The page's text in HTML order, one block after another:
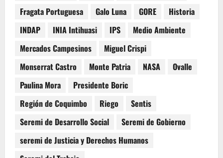
Fragata Portuguesa
Galo Luna GORE
Historia
INDAP
INIA Intihuasi IPS
Medio Ambiente
Mercados Campesinos
Miguel Crispi
Monserrat Castro
Monte Patria NASA
Ovalle
Paulina Mora
Presidente Boric
Región de Coquimbo
Riego
Sentis
Seremi de Desarrollo Social
Seremi de Gobierno
seremi de Justicia y Derechos Humanos